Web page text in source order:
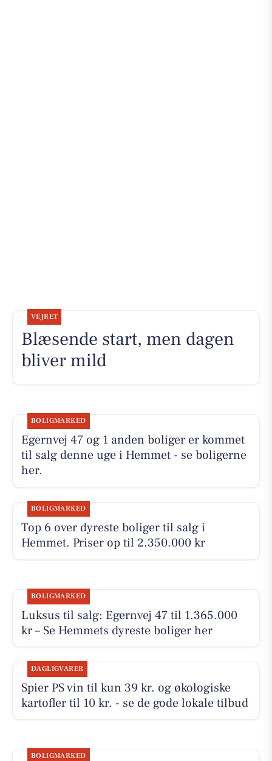
VEJRET
Blæsende start, men dagen
bliver mild
BOLIGMARKED
Egernvej 47 og 1 anden boliger er kommet
til salg denne uge i Hemmet - se boligerne
her.
BOLIGMARKED
Top 6 over dyreste boliger til salg i
Hemmet. Priser op til 2.350.000 kr
BOLIGMARKED
Luksus til salg: Egernvej 47 til 1.365.000
kr – Se Hemmets dyreste boliger her
DAGLIGVARER
Spier PS vin til kun 39 kr. og økologiske
kartofler til 10 kr. - se de gode lokale tilbud
BOLIGMARKED